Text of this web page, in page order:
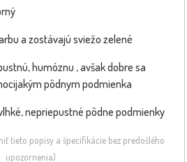
a zostávajú sviežo zelené
humóznu , avšak dobre sa
pôdnym podmienka
nepriepustné pôdne podmienky
tieto popisy a špecifikácie bez predošlého
upozornenia)